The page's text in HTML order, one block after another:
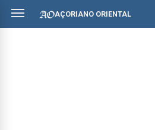
AÇORIANO ORIENTAL